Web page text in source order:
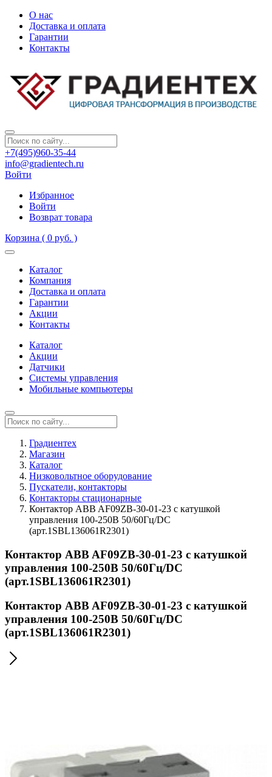
О нас
Доставка и оплата
Гарантии
Контакты
+7(495)960-35-44
info@gradientech.ru
Войти
Избранное
Войти
Возврат товара
Корзина ( 0 руб. )
Каталог
Компания
Доставка и оплата
Гарантии
Акции
Контакты
Каталог
Акции
Датчики
Системы управления
Мобильные компьютеры
Градиентех
Магазин
Каталог
Низковольтное оборудование
Пускатели, контакторы
Контакторы стационарные
Контактор ABB AF09ZB-30-01-23 с катушкой
управления 100-250В 50/60Гц/DC
(арт.1SBL136061R2301)
Контактор ABB AF09ZB-30-01-23 с катушкой
управления 100-250В 50/60Гц/DC
(арт.1SBL136061R2301)
Контактор ABB AF09ZB-30-01-23 с катушкой
управления 100-250В 50/60Гц/DC
(арт.1SBL136061R2301)